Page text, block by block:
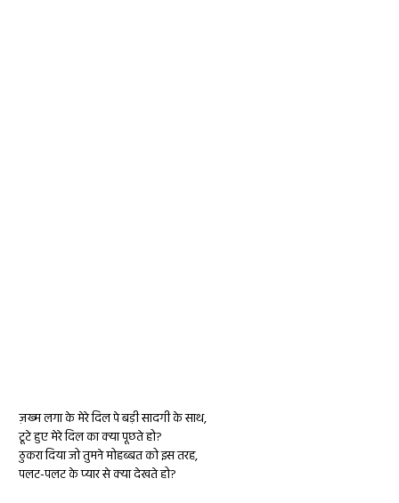
ज़ख्म लगा के मेरे दिल पे बड़ी सादगी के साथ,
टूटे हुए मेरे दिल का क्या पूछते हो?
ठुकरा दिया जो तुमने मोहब्बत को इस तरह,
पलट-पलट के प्यार से क्या देखते हो?